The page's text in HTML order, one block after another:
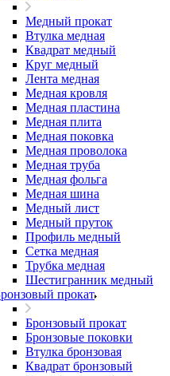
Медный прокат
Втулка медная
Квадрат медный
Круг медный
Лента медная
Медная кровля
Медная пластина
Медная плита
Медная поковка
Медная проволока
Медная труба
Медная фольга
Медная шина
Медный лист
Медный пруток
Профиль медный
Сетка медная
Трубка медная
Шестигранник медный
прокат
Бронзовый прокат
Бронзовые поковки
Втулка бронзовая
Квадрат бронзовый